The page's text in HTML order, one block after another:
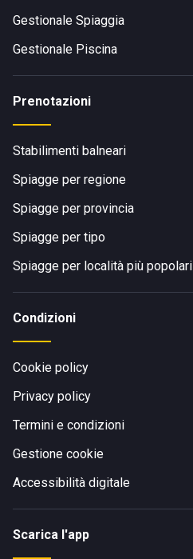
Gestionale Spiaggia
Gestionale Piscina
Prenotazioni
Stabilimenti balneari
Spiagge per regione
Spiagge per provincia
Spiagge per tipo
Spiagge per località più popolari
Condizioni
Cookie policy
Privacy policy
Termini e condizioni
Gestione cookie
Accessibilità digitale
Scarica l'app